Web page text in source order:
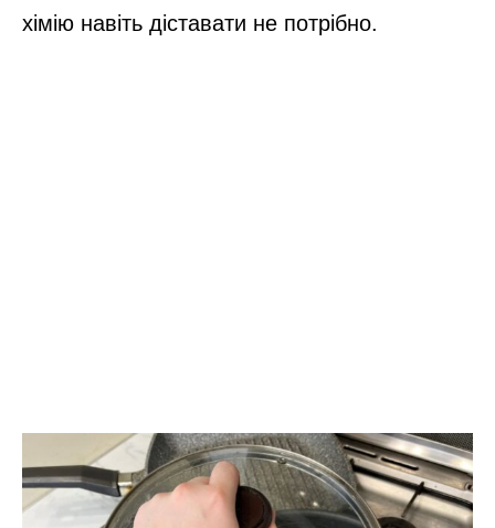
хімію навіть діставати не потрібно.